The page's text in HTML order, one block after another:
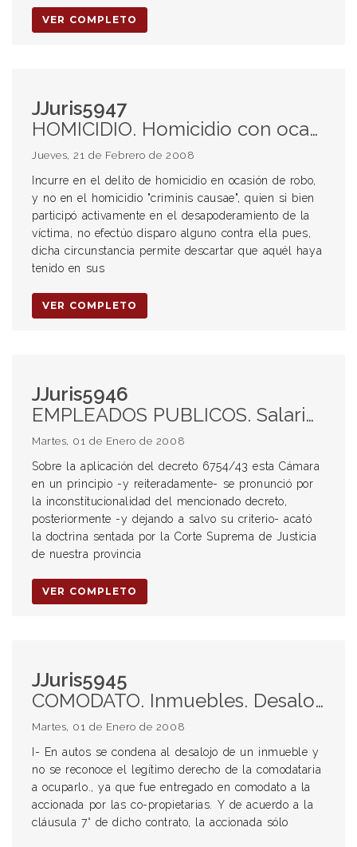
VER COMPLETO
JJuris5947
HOMICIDIO. Homicidio con ocasión de robo. Homicidio criminis causae. ROBO. PRUEBA. Prueba testimonial. Valoración.
Jueves, 21 de Febrero de 2008
Incurre en el delito de homicidio en ocasión de robo,
y no en el homicidio "criminis causae", quien si bien
participó activamente en el desapoderamiento de la
víctima, no efectúo disparo alguno contra ella pues,
dicha circunstancia permite descartar que aquél haya
tenido en sus
VER COMPLETO
JJuris5946
EMPLEADOS PUBLICOS. Salario. Inembargabilidad. Finalidad legal. Protección del salario. Decreto 6754/43, Art. 1º.- Préstamos de dinero o de compra de mercaderías.
Martes, 01 de Enero de 2008
Sobre la aplicación del decreto 6754/43 esta Cámara
en un principio -y reiteradamente- se pronunció por
la inconstitucionalidad del mencionado decreto,
posteriormente -y dejando a salvo su criterio- acató
la doctrina sentada por la Corte Suprema de Justicia
de nuestra provincia
VER COMPLETO
JJuris5945
COMODATO. Inmuebles. Desalojo. Restitución. NOTIFICACION. Notificación por cédula. Validez. . Plena fe. Requisitos. Cumplimento. Principio de conocimiento. Presunción de conocimiento.
Martes, 01 de Enero de 2008
I- En autos se condena al desalojo de un inmueble y
no se reconoce el legítimo derecho de la comodataria
a ocuparlo., ya que fue entregado en comodato a la
accionada por las co-propietarias. Y de acuerdo a la
cláusula 7° de dicho contrato, la accionada sólo